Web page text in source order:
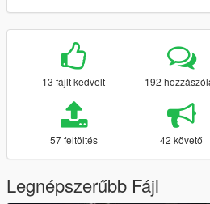
13 fájlt kedvelt 192
57 feltöltés 42 követő
Legnépszerűbb Fájl